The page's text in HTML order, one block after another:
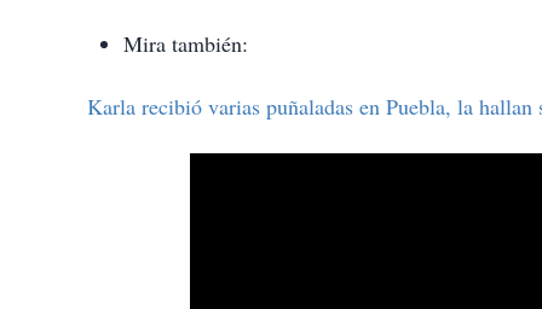
Mira también:
Karla recibió varias puñaladas en Puebla, la hallan